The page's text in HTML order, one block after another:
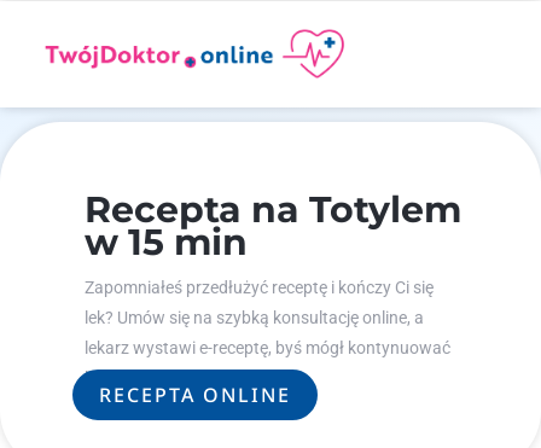
Recepta na Totylem
w 15 min
Zapomniałeś przedłużyć receptę i kończy Ci się
lek? Umów się na szybką konsultację online, a
lekarz wystawi e-receptę, byś mógł kontynuować
leczenie.
RECEPTA ONLINE